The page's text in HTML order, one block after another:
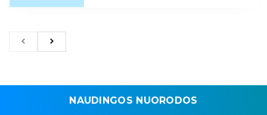
NAUDINGOS NUORODOS